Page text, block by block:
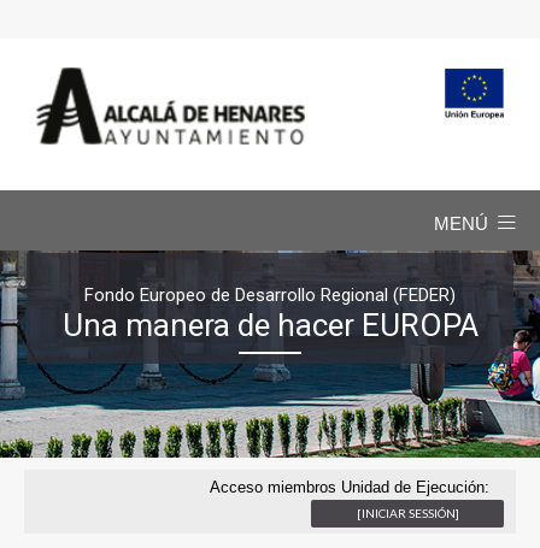
MENÚ
Fondo Europeo de Desarrollo Regional (FEDER)
Una manera de hacer EUROPA
Acceso miembros Unidad de Ejecución:
[INICIAR SESSIÓN]